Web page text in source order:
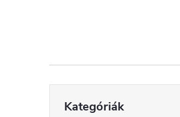
l
sátugrása
Kategóriák